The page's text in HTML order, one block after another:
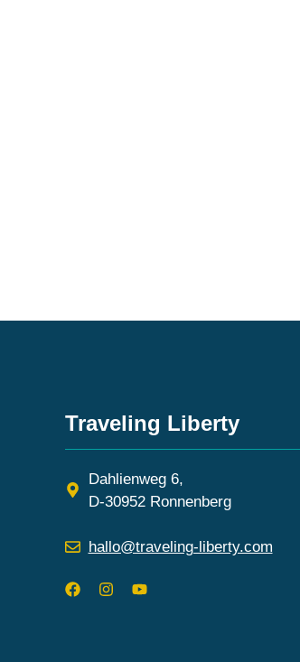
Traveling Liberty
Dahlienweg 6,
D-30952 Ronnenberg
hallo@traveling-liberty.com